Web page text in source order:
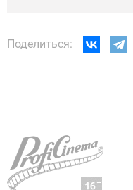
Поделиться: